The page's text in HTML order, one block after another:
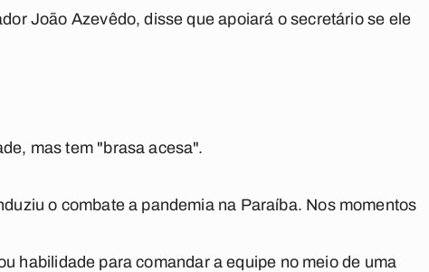
João Azevêdo, disse que apoiará o secretário se ele
mas tem "brasa acesa".
o combate a pandemia na Paraíba. Nos momentos
habilidade para comandar a equipe no meio de uma